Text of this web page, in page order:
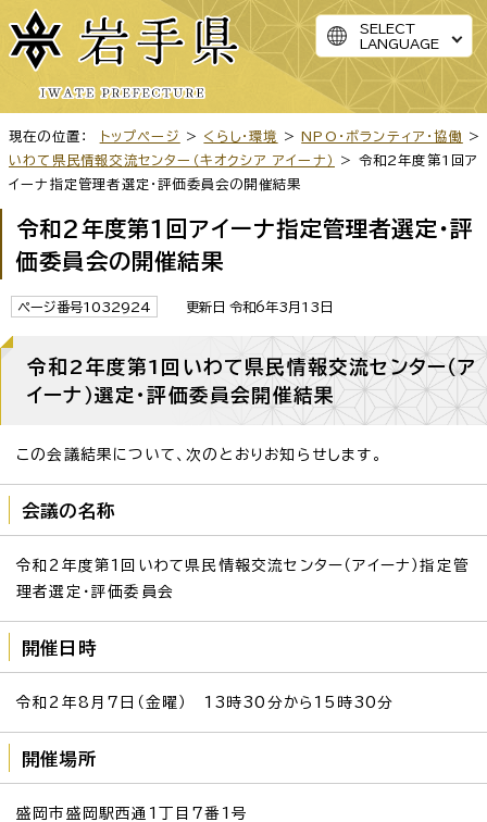
SELECT
LANGUAGE
現在の位置： トップページ > くらし・環境 >NPO・ボランティア・協働
>
いわて県民情報交流センター（キオクシア アイーナ）
> 令和2年度第1回ア
イーナ指定管理者選定・評価委員会の開催結果
令和2年度第1回アイーナ指定管理者選定・評
価委員会の開催結果
ページ番号1032924 更新日 令和6年3月13日
令和2年度第1回いわて県民情報交流センター（ア
イーナ）選定・評価委員会開催結果
この会議結果について、次のとおりお知らせします。
会議の名称
令和2年度第1回いわて県民情報交流センター（アイーナ）指定管
理者選定・評価委員会
開催日時
令和2年8月7日（金曜） 13時30分から15時30分
開催場所
盛岡市盛岡駅西通1丁目7番1号